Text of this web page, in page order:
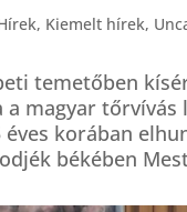
, Kiemelt hírek,
temetőben
magyar tőrvívás
éves korában
békében